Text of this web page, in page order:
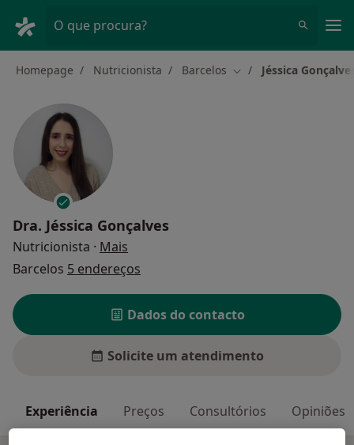
O que procura?
Homepage Nutricionista Barcelos Mudar de cidade
Jéssica
Dra. Jéssica Gonçalves
Nutricionista · Mais
Barcelos 5 endereços
Dados do contacto
Solicite um atendimento
Experiência Preços Consultórios Opiniões